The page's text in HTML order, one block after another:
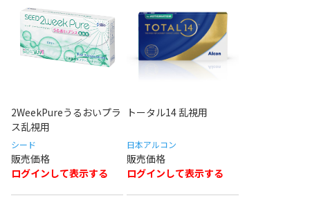
2WeekPureうるおいプラ
ス乱視用
シード
ログインして表示する
トータル14 乱視用
日本アルコン
ログインして表示する